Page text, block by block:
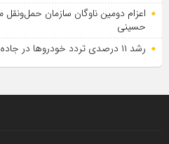
اعزام دومین ناوگان سازمان حمل‌ونقل
حسینی
رشد ۱۱ درصدی تردد خودروها در جاده‌های مسیر زوار اربعین در کرمانشاه